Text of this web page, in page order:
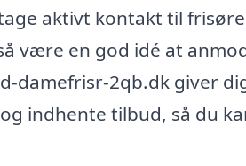
aktivt kontakt til
være en god idé at
damefrisr-2qb.dk giver
indhente tilbud, så du